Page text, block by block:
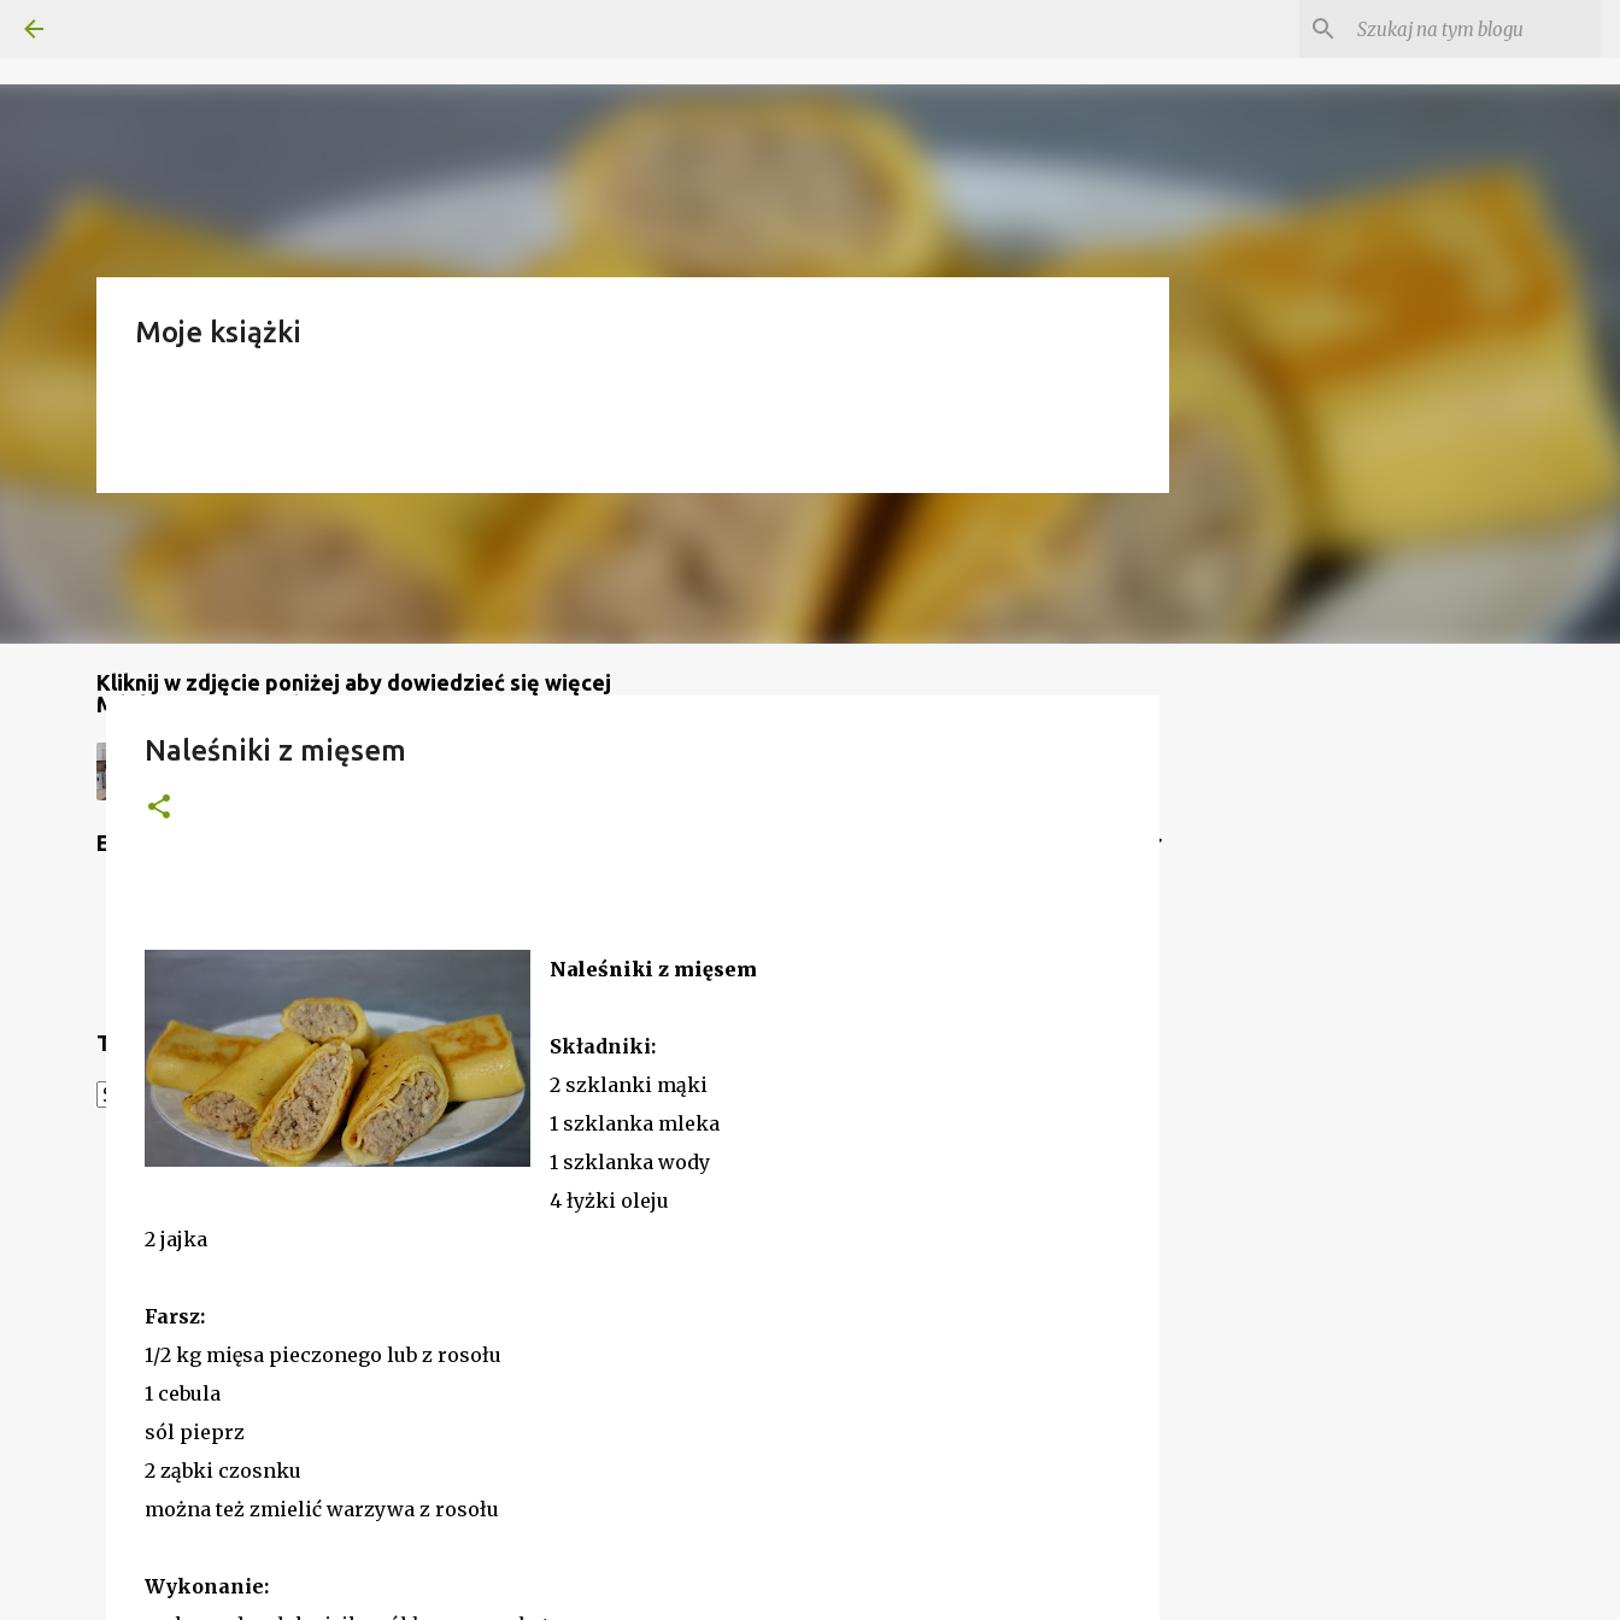
Kliknij w zdjęcie poniżej aby dowiedzieć się więcej
Moje książki
Mój kanał na YouTube
Etykiety
Translate
Powered by Translate
Naleśniki z mięsem
Naleśniki z mięsem
Składniki:
2 szklanki mąki
1 szklanka mleka
1 szklanka wody
4 łyżki oleju
2 jajka
Farsz:
1/2 kg mięsa pieczonego lub z rosołu
1 cebula
sól pieprz
2 ząbki czosnku
można też zmielić warzywa z rosołu
Wykonanie: